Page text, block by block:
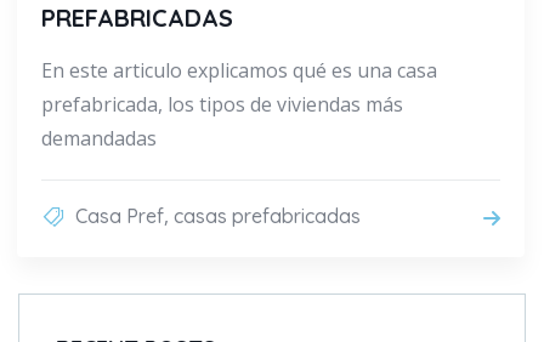
PREFABRICADAS
En este articulo explicamos qué es una casa
prefabricada, los tipos de viviendas más
demandadas
Casa Pref, casas prefabricadas